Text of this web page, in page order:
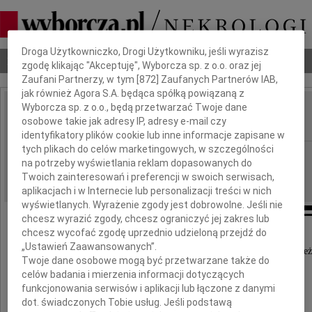
Nekrologi Odeszli Poradnik pogrzebowy
IMIĘ I NAZWISKO: Jolanta Błaszczyk
REGION: Poznań
DATA EMISJI: 31.03.2023
Z ogromnym żalem przyjęliśmy wiadomość,
że 28 marca 2023 w wieku 72 lat zmarła nasza
Dbamy o Twoją prywatność
Droga Użytkowniczko, Drogi Użytkowniku, jeśli wyrazisz
zgodę klikając "Akceptuję", Wyborcza sp. z o.o. oraz jej
Zaufani Partnerzy, w tym [872 ] Zaufanych Partnerów IAB,
jak również Agora S.A. będąca spółką powiązaną z
Wyborcza sp. z o.o., będą przetwarzać Twoje dane
osobowe takie jak adresy IP, adresy e-mail czy
identyfikatory plików cookie lub inne informacje zapisane w
tych plikach do celów marketingowych, w szczególności
na potrzeby wyświetlania reklam dopasowanych do
Twoich zainteresowań i preferencji w swoich serwisach,
aplikacjach i w Internecie lub personalizacji treści w nich
wyświetlanych. Wyrażenie zgody jest dobrowolne. Jeśli nie
chcesz wyrazić zgody, chcesz ograniczyć jej zakres lub
chcesz wycofać zgodę uprzednio udzieloną przejdź do
„Ustawień Zaawansowanych”.
Twoje dane osobowe mogą być przetwarzane także do
celów badania i mierzenia informacji dotyczących
funkcjonowania serwisów i aplikacji lub łączone z danymi
dot. świadczonych Tobie usług. Jeśli podstawą